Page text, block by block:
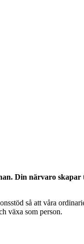
. Din närvaro skapar
så att våra
växa som person.